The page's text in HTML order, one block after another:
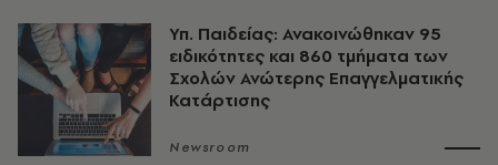
Υπ. Παιδείας: Ανακοινώθηκαν 95
ειδικότητες και 860 τμήματα των
Σχολών Ανώτερης Επαγγελματικής
Κατάρτισης
Newsroom